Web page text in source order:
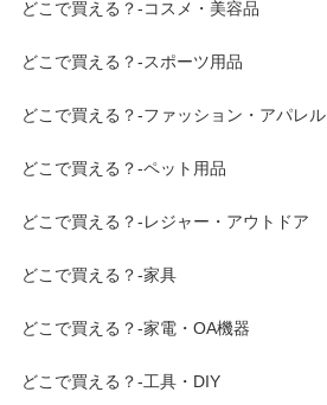
どこで買える？-コスメ・美容品
どこで買える？-スポーツ用品
どこで買える？-ファッション・アパレル
どこで買える？-ペット用品
どこで買える？-レジャー・アウトドア
どこで買える？-家具
どこで買える？-家電・OA機器
どこで買える？-工具・DIY